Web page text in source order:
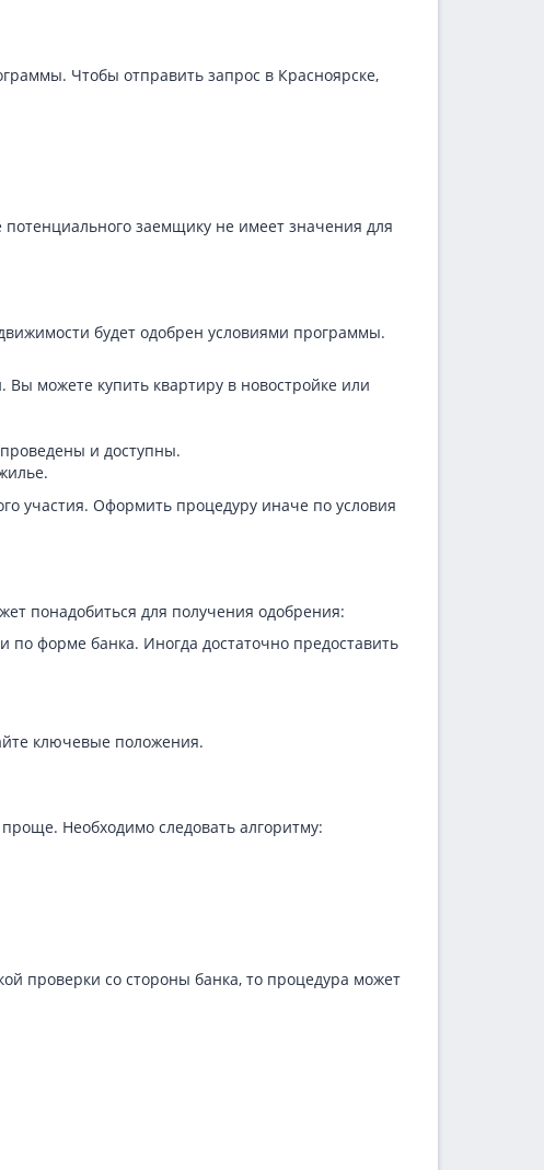
Чтобы отправить запрос в Красноярске,
заемщику не имеет значения для
будет одобрен условиями программы.
можете купить квартиру в новостройке или
и доступны.
участия. Оформить процедуру иначе по условия
понадобиться для получения одобрения:
по форме банка. Иногда достаточно предоставить
ключевые положения.
Необходимо следовать алгоритму:
проверки со стороны банка, то процедура может